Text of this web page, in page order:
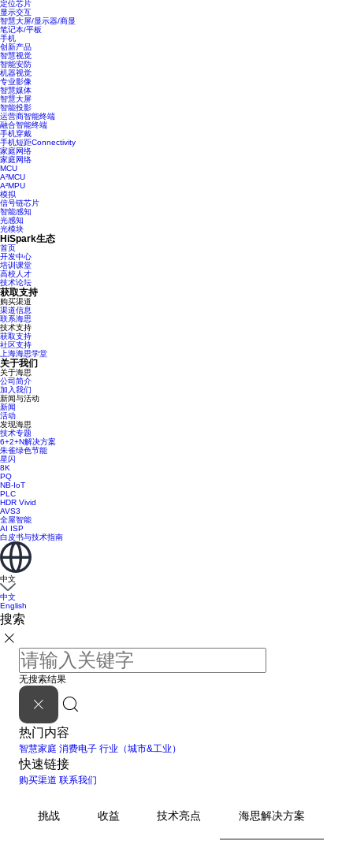
定位芯片
显示交互
智慧大屏/显示器/商显
笔记本/平板
手机
创新产品
智慧视觉
智能安防
机器视觉
专业影像
智慧媒体
智慧大屏
智能投影
运营商智能终端
融合智能终端
手机穿戴
手机短距Connectivity
家庭网络
家庭网络
MCU
A²MCU
A²MPU
模拟
信号链芯片
智能感知
光感知
光模块
HiSpark生态
首页
开发中心
培训课堂
高校人才
技术论坛
获取支持
购买渠道
渠道信息
联系海思
技术支持
获取支持
社区支持
上海海思学堂
关于我们
关于海思
公司简介
加入我们
新闻与活动
新闻
活动
发现海思
技术专题
6+2+N解决方案
朱雀绿色节能
星闪
8K
PQ
NB-IoT
PLC
HDR Vivid
AVS3
全屋智能
AI ISP
白皮书与技术指南
中文
中文
English
搜索
无搜索结果
热门内容
智慧家庭 消费电子 行业（城市&工业）
快速链接
购买渠道 联系我们
挑战 收益 技术亮点 海思解决方案